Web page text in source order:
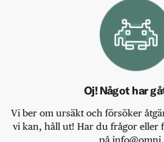
Oj! Något har
Vi ber om ursäkt och försöker
vi kan, håll ut! Har du frågor eller